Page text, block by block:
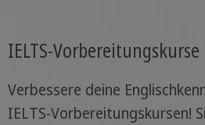
IELTS-Vorbereitungskurse
Verbessere deine
IELTS-Vorbereitungskursen!